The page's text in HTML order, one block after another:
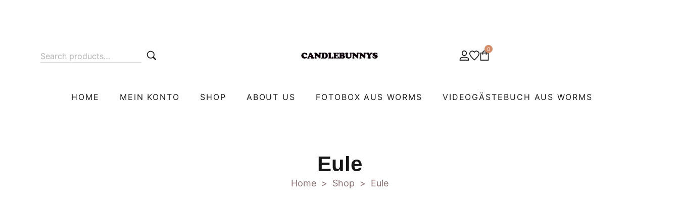
0
HOME MEIN KONTO SHOP ABOUT US FOTOBOX AUS WORMS VIDEOGÄSTEBUCH AUS WORMS
Eule
Home > Shop > Eule